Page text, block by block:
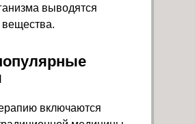
выводятся
вещества.
включаются